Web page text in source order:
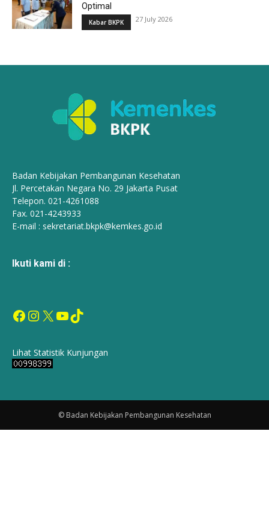
Optimal
Kabar BKPK 27 July 2026
Badan Kebijakan Pembangunan Kesehatan
Jl. Percetakan Negara No. 29 Jakarta Pusat
Telepon. 021-4261088
Fax. 021-4243933
E-mail : sekretariat.bkpk@kemkes.go.id
Ikuti kami di :
Facebook
Instagram
X YouTube
TikTok
Lihat Statistik Kunjungan
© Badan Kebijakan Pembangunan Kesehatan